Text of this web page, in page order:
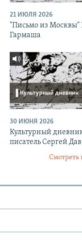
21 ИЮЛЯ 2026
"Письмо из Москвы"
Гармаша
30 ИЮНЯ 2026
Культурный
писатель Сергей
Смотреть